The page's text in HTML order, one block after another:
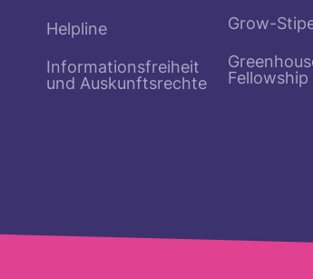
Helpline
Informationsfreiheit
und Auskunftsrechte
Grow-
Fellowship